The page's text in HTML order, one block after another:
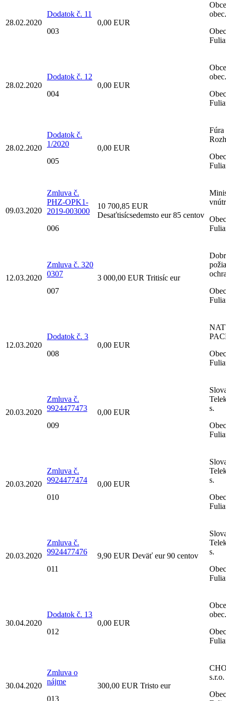
28.02.2020
Dodatok č. 11
003
0,00 EUR
Obec
28.02.2020
Dodatok č. 12
004
0,00 EUR
Obec
28.02.2020
Dodatok č.
1/2020
005
0,00 EUR
Fúra
Obec
09.03.2020
Zmluva č.
PHZ-OPK1-
2019-003000
006
10 700,85 EUR
Desaťtisícsedemsto eur 85 centov Obec
12.03.2020
Zmluva č. 320
0307
007
3 000,00 EUR Tritisíc eur
Obec
12.03.2020
Dodatok č. 3
008
0,00 EUR
Obec
20.03.2020
Zmluva č.
9924477473
009
0,00 EUR
s.
Obec
20.03.2020
Zmluva č.
9924477474
010
0,00 EUR
s.
Obec
20.03.2020
Zmluva č.
9924477476
011
9,90 EUR Deväť eur 90 centov
s.
Obec
30.04.2020
Dodatok č. 13
012
0,00 EUR
Obec
30.04.2020
Zmluva o
nájme
013
300,00 EUR Tristo eur
s.r.o.
Obec